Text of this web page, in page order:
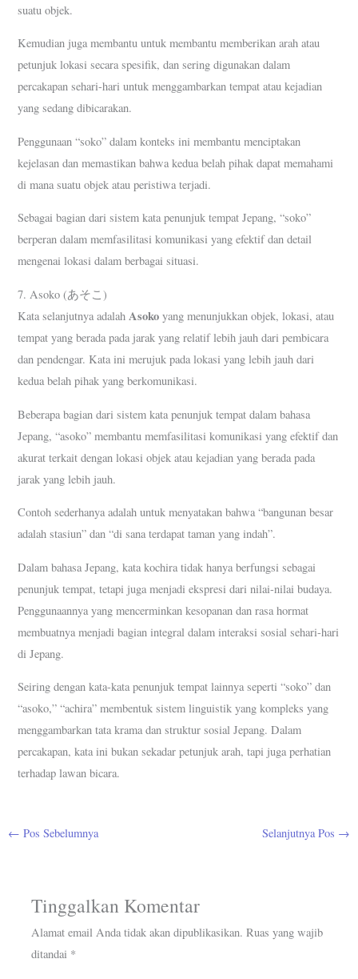
suatu objek.
Kemudian juga membantu untuk membantu memberikan arah atau
petunjuk lokasi secara spesifik, dan sering digunakan dalam
percakapan sehari-hari untuk menggambarkan tempat atau kejadian
yang sedang dibicarakan.
Penggunaan “soko” dalam konteks ini membantu menciptakan
kejelasan dan memastikan bahwa kedua belah pihak dapat memahami
di mana suatu objek atau peristiwa terjadi.
Sebagai bagian dari sistem kata penunjuk tempat Jepang, “soko”
berperan dalam memfasilitasi komunikasi yang efektif dan detail
mengenai lokasi dalam berbagai situasi.
7. Asoko (あそこ)
Kata selanjutnya adalahAsoko yang menunjukkan objek, lokasi, atau
tempat yang berada pada jarak yang relatif lebih jauh dari pembicara
dan pendengar. Kata ini merujuk pada lokasi yang lebih jauh dari
kedua belah pihak yang berkomunikasi.
Beberapa bagian dari sistem kata penunjuk tempat dalam bahasa
Jepang, “asoko” membantu memfasilitasi komunikasi yang efektif dan
akurat terkait dengan lokasi objek atau kejadian yang berada pada
jarak yang lebih jauh.
Contoh sederhanya adalah untuk menyatakan bahwa “bangunan besar
adalah stasiun” dan “di sana terdapat taman yang indah”.
Dalam bahasa Jepang, kata kochira tidak hanya berfungsi sebagai
penunjuk tempat, tetapi juga menjadi ekspresi dari nilai-nilai budaya.
Penggunaannya yang mencerminkan kesopanan dan rasa hormat
membuatnya menjadi bagian integral dalam interaksi sosial sehari-hari
di Jepang.
Seiring dengan kata-kata penunjuk tempat lainnya seperti “soko” dan
“asoko,” “achira” membentuk sistem linguistik yang kompleks yang
menggambarkan tata krama dan struktur sosial Jepang. Dalam
percakapan, kata ini bukan sekadar petunjuk arah, tapi juga perhatian
terhadap lawan bicara.
← Pos Sebelumnya Selanjutnya Pos →
Tinggalkan Komentar
Alamat email Anda tidak akan dipublikasikan. Ruas yang wajib
ditandai *